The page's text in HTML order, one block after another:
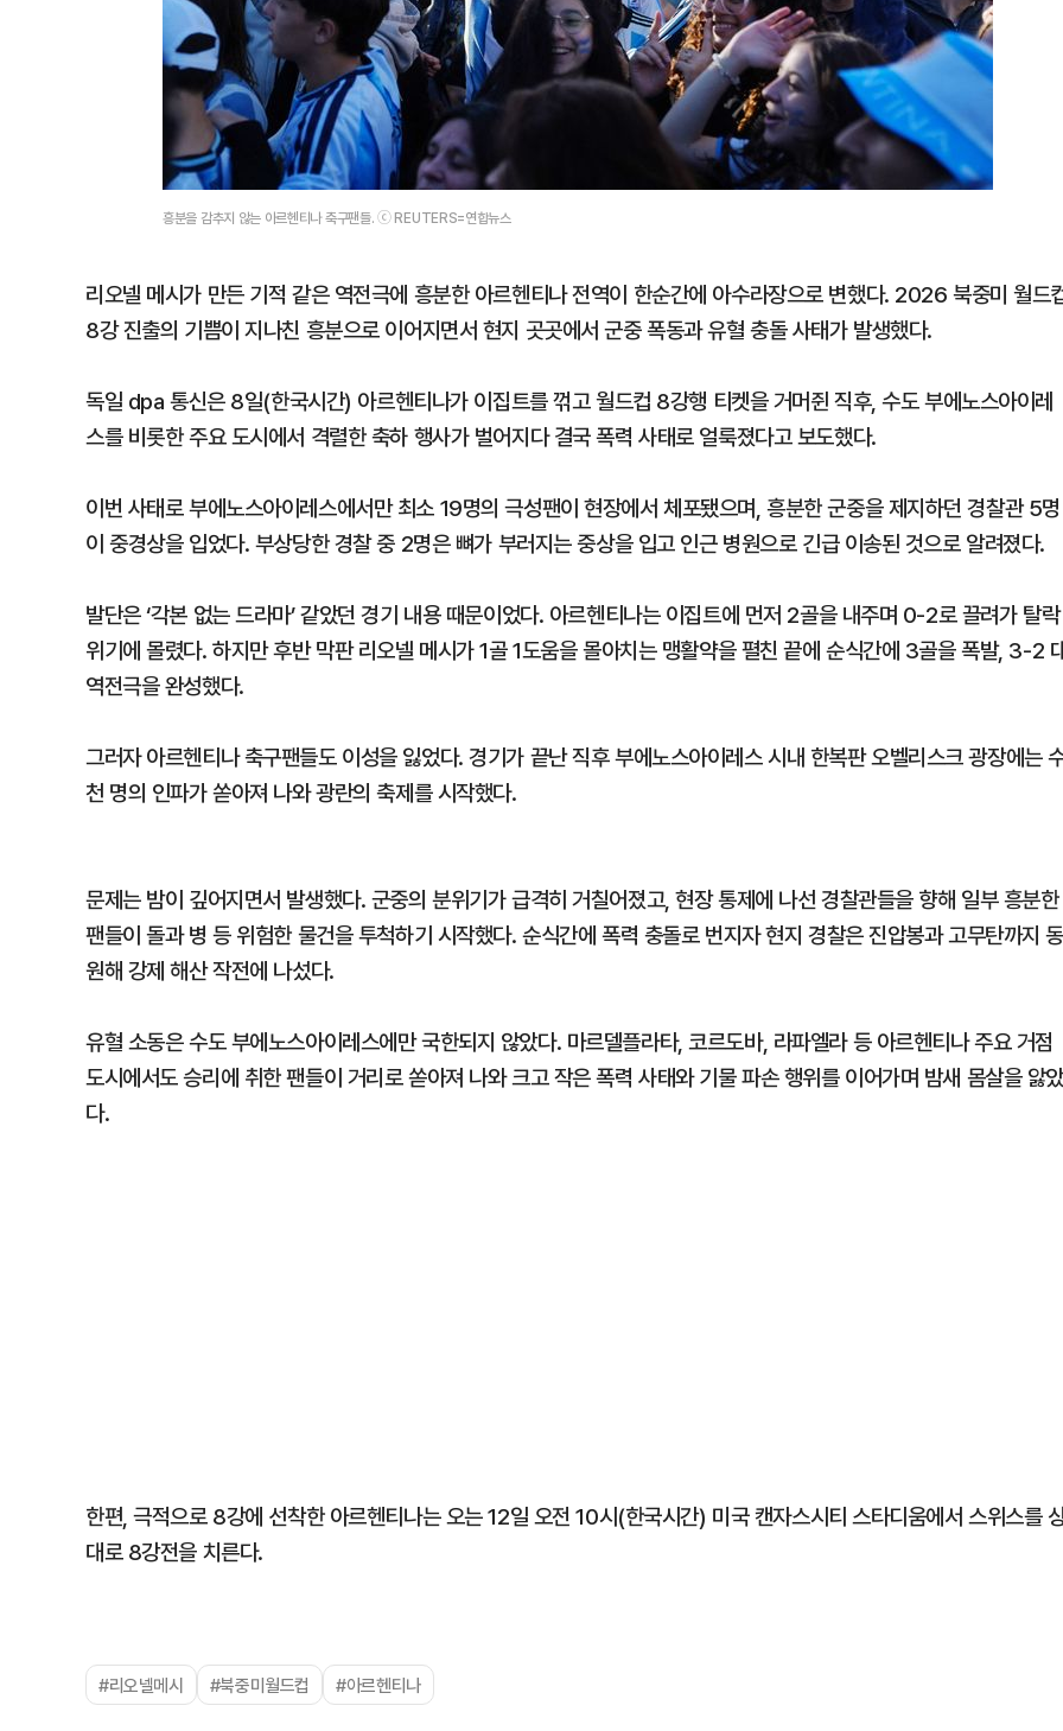
흥분을 감추지 않는 아르헨티나 축구팬들. ⓒ REUTERS=연합뉴스
리오넬 메시가 만든 기적 같은 역전극에 흥분한 아르헨티나 전역이 한순간에 아수라장으로 변했다. 2026 북중미 월드
8강 진출의 기쁨이 지나친 흥분으로 이어지면서 현지 곳곳에서 군중 폭동과 유혈 충돌 사태가 발생했다.
독일 dpa 통신은 8일(한국시간) 아르헨티나가 이집트를 꺾고 월드컵 8강행 티켓을 거머쥔 직후, 수도 부에노스아이레
스를 비롯한 주요 도시에서 격렬한 축하 행사가 벌어지다 결국 폭력 사태로 얼룩졌다고 보도했다.
이번 사태로 부에노스아이레스에서만 최소 19명의 극성팬이 현장에서 체포됐으며, 흥분한 군중을 제지하던 경찰관 5명
이 중경상을 입었다. 부상당한 경찰 중 2명은 뼈가 부러지는 중상을 입고 인근 병원으로 긴급 이송된 것으로 알려졌다.
발단은 ‘각본 없는 드라마’ 같았던 경기 내용 때문이었다. 아르헨티나는 이집트에 먼저 2골을 내주며 0-2로 끌려가 탈락
위기에 몰렸다. 하지만 후반 막판 리오넬 메시가 1골 1도움을 몰아치는 맹활약을 펼친 끝에 순식간에 3골을 폭발, 3-2
역전극을 완성했다.
그러자 아르헨티나 축구팬들도 이성을 잃었다. 경기가 끝난 직후 부에노스아이레스 시내 한복판 오벨리스크 광장에는
천 명의 인파가 쏟아져 나와 광란의 축제를 시작했다.
문제는 밤이 깊어지면서 발생했다. 군중의 분위기가 급격히 거칠어졌고, 현장 통제에 나선 경찰관들을 향해 일부 흥분한
팬들이 돌과 병 등 위험한 물건을 투척하기 시작했다. 순식간에 폭력 충돌로 번지자 현지 경찰은 진압봉과 고무탄까지
원해 강제 해산 작전에 나섰다.
유혈 소동은 수도 부에노스아이레스에만 국한되지 않았다. 마르델플라타, 코르도바, 라파엘라 등 아르헨티나 주요 거점
도시에서도 승리에 취한 팬들이 거리로 쏟아져 나와 크고 작은 폭력 사태와 기물 파손 행위를 이어가며 밤새 몸살을 앓
다.
한편, 극적으로 8강에 선착한 아르헨티나는 오는 12일 오전 10시(한국시간) 미국 캔자스시티 스타디움에서 스위스를
대로 8강전을 치른다.
#리오넬메시 #북중미월드컵 #아르헨티나
4
"손님! '이거' 쓰고 식당·극장
다"
5
[르포] 병원 오는 길부터 고
더 취약한 환자들